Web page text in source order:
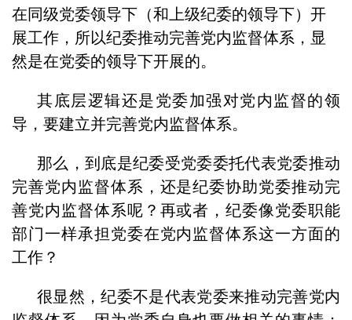
在同级党委领导下（和上级纪委的领导下）开
展工作，所以纪委推动完善党内监督体系，显
然是在党委的领导下开展的。
其底层逻辑还是党委加强对党内监督的领
导，要建立并完善党内监督体系。
那么，到底是纪委受党委委托代表党委推动
完善党内监督体系，还是纪委协助党委推动完
善党内监督体系呢？再或者，纪委像党委职能
部门一样承担党委在党内监督体系这一方面的
工作？
很显然，纪委不是代表党委来推动完善党内